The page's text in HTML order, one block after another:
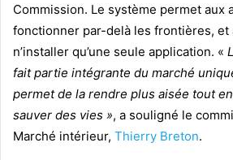
Commission. Le système permet aux
fonctionner par-delà les frontières, et
n’installer qu’une seule application. «
fait partie intégrante du marché
permet de la rendre plus aisée tout
sauver des vies », a souligné le
Marché intérieur, Thierry Breton.